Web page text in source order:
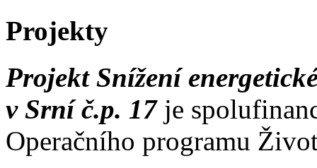
Projekty
Projekt Snížení
v Srní č.p. 17je
Operačního programu